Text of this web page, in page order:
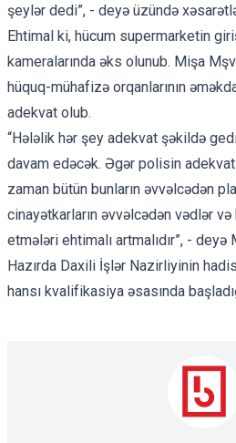
şeylər dedi”, - deyə üzündə
Ehtimal ki, hücum supermarketin
kameralarında əks olunub. Mişa
hüquq-mühafizə orqanlarının
adekvat olub.
“Hələlik hər şey adekvat şəkildə
davam edəcək. Əgər polisin
zaman bütün bunların əvvəlcədən
cinayətkarların əvvəlcədən vədlər
etmələri ehtimalı artmalıdır”, -
Hazırda Daxili İşlər Nazirliyinin
hansı kvalifikasiya əsasında